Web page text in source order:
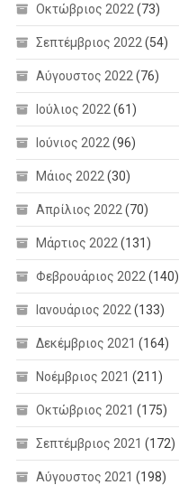
Οκτώβριος 2022 (73)
Σεπτέμβριος 2022 (54)
Αύγουστος 2022 (76)
Ιούλιος 2022 (61)
Ιούνιος 2022 (96)
Μάιος 2022 (30)
Απρίλιος 2022 (70)
Μάρτιος 2022 (131)
Φεβρουάριος 2022 (140)
Ιανουάριος 2022 (133)
Δεκέμβριος 2021 (164)
Νοέμβριος 2021 (211)
Οκτώβριος 2021 (175)
Σεπτέμβριος 2021 (172)
Αύγουστος 2021 (198)